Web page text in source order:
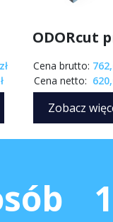
ODORcut
Cena brutto:
Cena netto:
Zobacz